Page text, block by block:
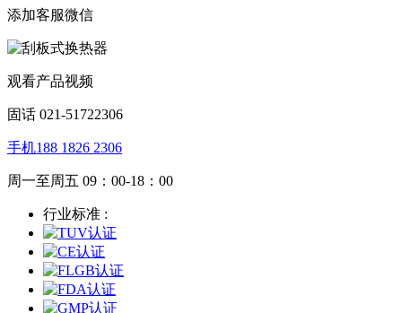
添加客服微信
观看产品视频
固话 021-51722306
手机188 1826 2306
周一至周五 09：00-18：00
行业标准 :